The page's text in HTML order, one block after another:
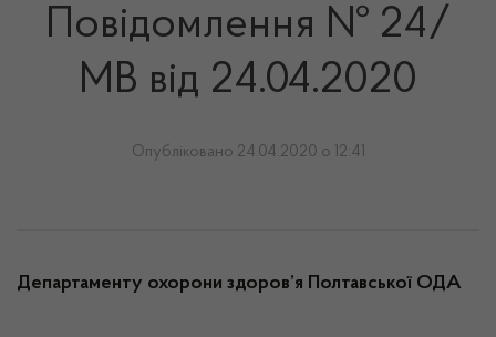
Повідомлення № 24/
МВ від 24.04.2020
Опубліковано 24.04.2020 о 12:41
Департаменту охорони здоров’я Полтавської ОДА